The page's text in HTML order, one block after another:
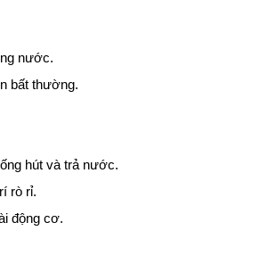
nước.
bất thường.
hút và trả nước.
rò rỉ.
động cơ.